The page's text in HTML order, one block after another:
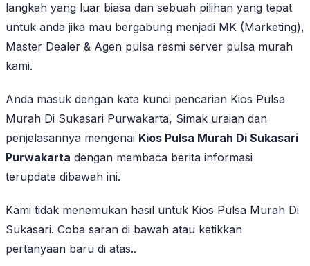
langkah yang luar biasa dan sebuah pilihan yang tepat
untuk anda jika mau bergabung menjadi MK (Marketing),
Master Dealer & Agen pulsa resmi server pulsa murah
kami.
Anda masuk dengan kata kunci pencarian Kios Pulsa
Murah Di Sukasari Purwakarta, Simak uraian dan
penjelasannya mengenai Kios Pulsa Murah Di Sukasari
Purwakarta dengan membaca berita informasi
terupdate dibawah ini.
Kami tidak menemukan hasil untuk Kios Pulsa Murah Di
Sukasari. Coba saran di bawah atau ketikkan
pertanyaan baru di atas..